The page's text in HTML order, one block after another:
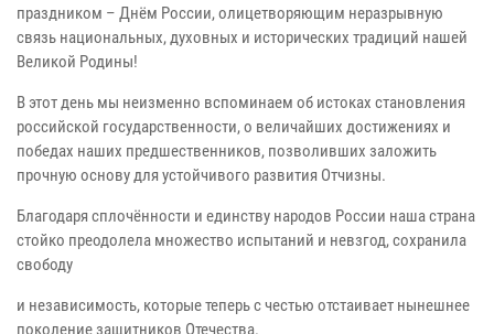
праздником – Днём России, олицетворяющим неразрывную
связь национальных, духовных и исторических традиций нашей
Великой Родины!
В этот день мы неизменно вспоминаем об истоках становления
российской государственности, о величайших достижениях и
победах наших предшественников, позволивших заложить
прочную основу для устойчивого развития Отчизны.
Благодаря сплочённости и единству народов России наша страна
стойко преодолела множество испытаний и невзгод, сохранила
свободу
и независимость, которые теперь с честью отстаивает нынешнее
поколение защитников Отечества.